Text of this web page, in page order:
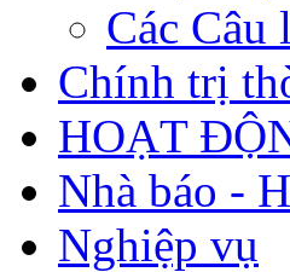
Các Câu
Chính trị
HOẠT
Nhà báo -
Nghiệp vụ